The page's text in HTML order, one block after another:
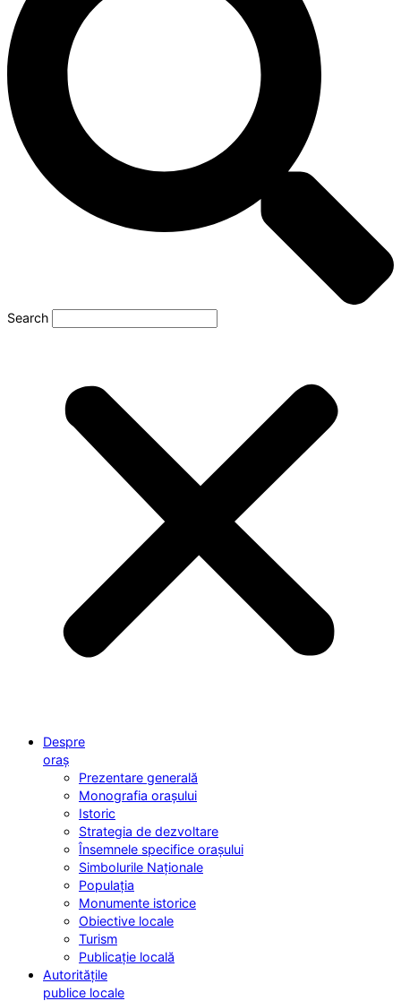
Search
Despre
oraș
Prezentare generală
Monografia orașului
Istoric
Strategia de dezvoltare
Însemnele specifice orașului
Simbolurile Naționale
Populația
Monumente istorice
Obiective locale
Turism
Publicație locală
Autoritățile
publice locale